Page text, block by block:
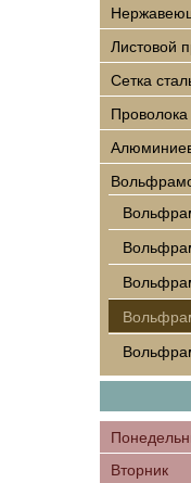
Листовой
Сетка
Вторник